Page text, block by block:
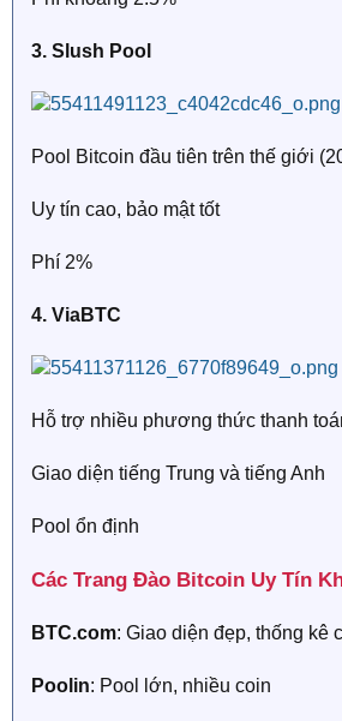
3. Slush Pool
Pool Bitcoin đầu tiên trên thế giới
Uy tín cao, bảo mật tốt
Phí 2%
4. ViaBTC
Hỗ trợ nhiều phương thức thanh
Giao diện tiếng Trung và tiếng Anh
Pool ổn định
Các Trang Đào Bitcoin Uy Tín
BTC.com: Giao diện đẹp, thống kê
Poolin: Pool lớn, nhiều coin